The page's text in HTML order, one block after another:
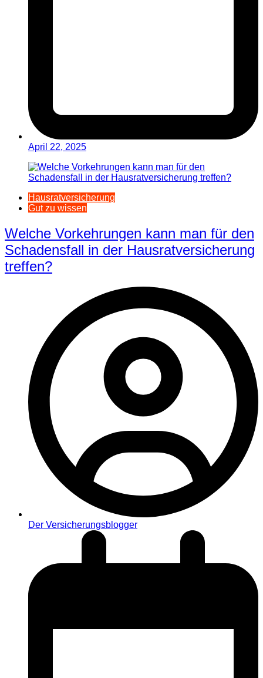
April 22, 2025
Hausratversicherung
Gut zu wissen
Welche Vorkehrungen kann man für den
Schadensfall in der Hausratversicherung
treffen?
Der Versicherungsblogger